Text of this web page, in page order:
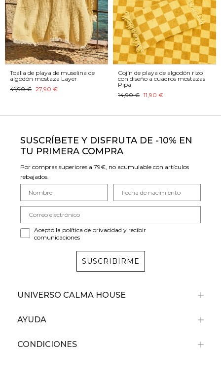
Toalla de playa de muselina de
algodón mostaza Layer
41,90 € 27,90 €
Cojín de playa de algodón rizo
con diseño a cuadros mostazas
Pipa
14,90 € 11,90 €
SUSCRÍBETE Y DISFRUTA DE -10% EN
TU PRIMERA COMPRA
Por compras superiores a 79€, no acumulable con artículos
rebajados.
Acepto la política de privacidad y recibir
comunicaciones
SUSCRIBIRME
UNIVERSO CALMA HOUSE
AYUDA
CONDICIONES